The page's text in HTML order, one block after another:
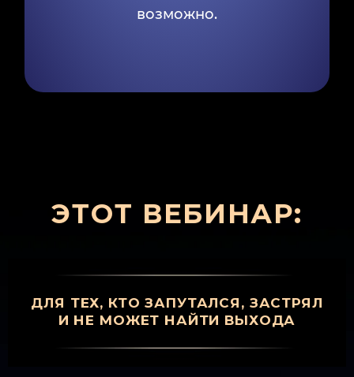
возможно.
ЭТОТ ВЕБИНАР:
ДЛЯ ТЕХ, КТО ЗАПУТАЛСЯ, ЗАСТРЯЛ
И НЕ МОЖЕТ НАЙТИ ВЫХОДА